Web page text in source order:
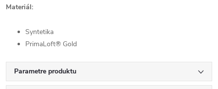
Materiál:
Syntetika
PrimaLoft® Gold
Parametre produktu